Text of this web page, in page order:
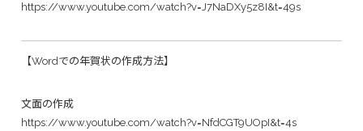
https://www.youtube.com/watch?v=J7NaDXy5z8I&t=49s
【Wordでの年賀状の作成方法】
文面の作成
https://www.youtube.com/watch?v=NfdCGT9UOpI&t=4s